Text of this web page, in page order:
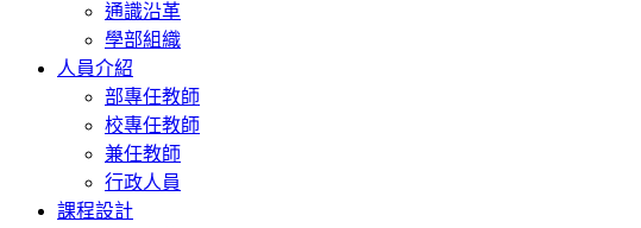
通識沿革
學部組織
人員介紹
部專任教師
校專任教師
兼任教師
行政人員
課程設計